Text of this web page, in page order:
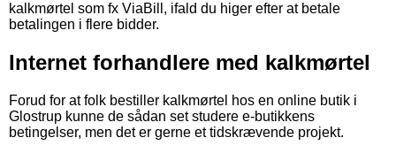
kalkmørtel som fx ViaBill, ifald du higer efter at betale
betalingen i flere bidder.
Internet forhandlere med kalkmørtel
Forud for at folk bestiller kalkmørtel hos en online butik i
Glostrup kunne de sådan set studere e-butikkens
betingelser, men det er gerne et tidskrævende projekt.